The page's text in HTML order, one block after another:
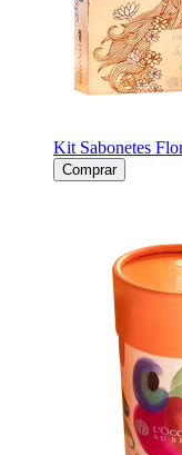
Kit Sabonetes
Comprar